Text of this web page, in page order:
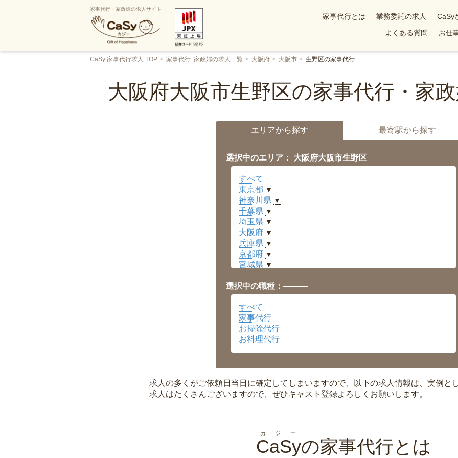
家事代行・家政婦の求人サイト
家事代行とは 業務委託の求人 CaSy
よくある質問
お仕
CaSy 家事代行求人 TOP 家事代行･家政婦の求人一覧 大阪府 大阪市 生野区の家事代行
大阪府大阪市生野区の家事代行・家
エリアから探す 最寄駅から探す
選択中のエリア： 大阪府大阪市生野区
すべて
東京都 ▼
神奈川県 ▼
千葉県 ▼
埼玉県 ▼
大阪府 ▼
兵庫県 ▼
京都府 ▼
宮城県 ▼
福井県 ▼
岡山県 ▼
広島県
沖縄県 ▼
選択中の職種：———
すべて
家事代行
お掃除代行
お料理代行
求人の多くがご依頼日当日に確定してしまいますので、以下の求人情報は、実例と
求人はたくさんございますので、ぜひキャスト登録よろしくお願いします。
CaSy
カジー
の家事代行とは